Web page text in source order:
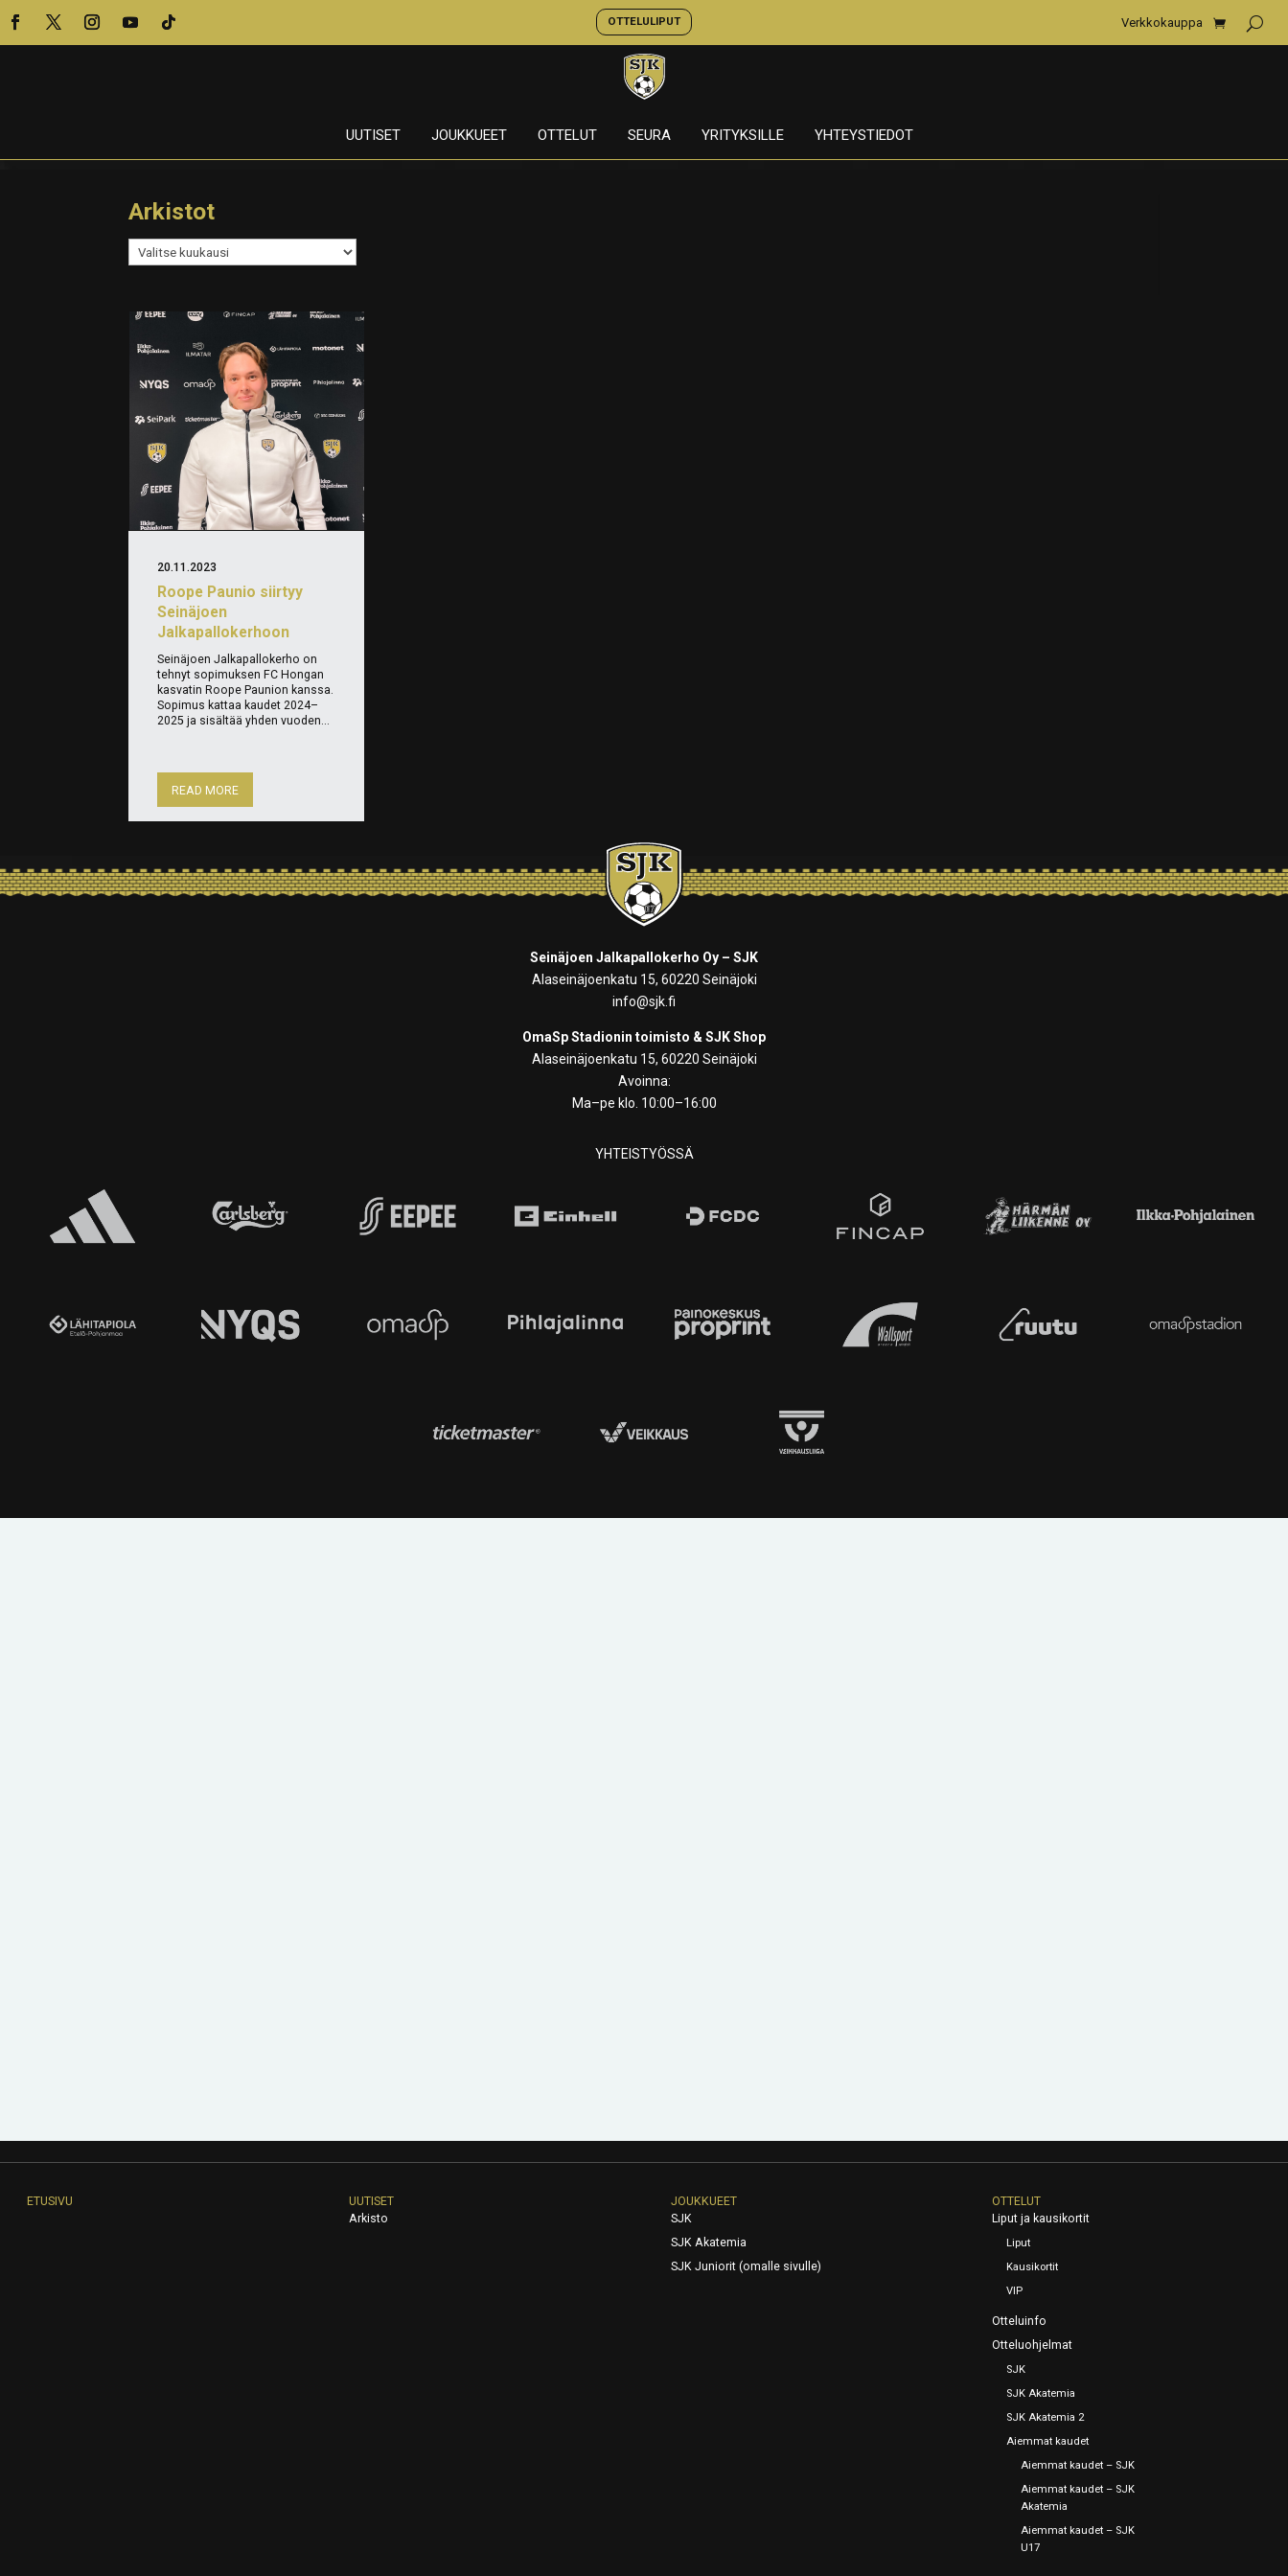
OTTELULIPUT Verkkokauppa
UUTISET JOUKKUEET OTTELUT SEURA YRITYKSILLE YHTEYSTIEDOT
Arkistot
Arkistot
Roope Paunio siirtyy
Seinäjoen
Jalkapallokerhoon
20.11.2023
Seinäjoen Jalkapallokerho on
tehnyt sopimuksen FC Hongan
kasvatin Roope Paunion kanssa.
Sopimus kattaa kaudet 2024–
2025 ja sisältää yhden vuoden...
READ MORE
Seinäjoen Jalkapallokerho Oy – SJK
Alaseinäjoenkatu 15, 60220 Seinäjoki
info@sjk.fi
OmaSp Stadionin toimisto & SJK Shop
Alaseinäjoenkatu 15, 60220 Seinäjoki
Avoinna:
Ma–pe klo. 10:00–16:00
YHTEISTYÖSSÄ
ETUSIVU
UUTISET
Arkisto
JOUKKUEET
SJK
SJK Akatemia
SJK Juniorit (omalle sivulle)
OTTELUT
Liput ja kausikortit
Liput
Kausikortit
VIP
Otteluinfo
Otteluohjelmat
SJK
SJK Akatemia
SJK Akatemia 2
Aiemmat kaudet
Aiemmat kaudet – SJK
Aiemmat kaudet – SJK
Akatemia
Aiemmat kaudet – SJK
U17